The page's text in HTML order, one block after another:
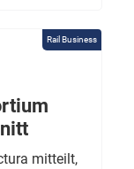
Rail Business
mitteilt,